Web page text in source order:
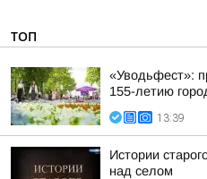
ТОП
«Уводьфест»:
155-летию
13:39
Истории
над селом